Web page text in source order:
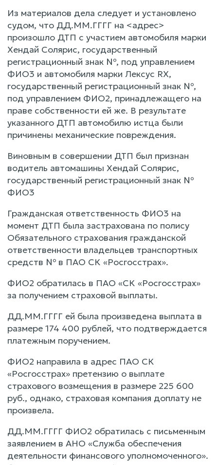
Из материалов дела следует и установлено
судом, что ДД.ММ.ГГГГ на <адрес>
произошло ДТП с участием автомобиля марки
Хендай Солярис, государственный
регистрационный знак №, под управлением
ФИО3 и автомобиля марки Лексус RX,
государственный регистрационный знак №,
под управлением ФИО2, принадлежащего на
праве собственности ей же. В результате
указанного ДТП автомобилю истца были
причинены механические повреждения.
Виновным в совершении ДТП был признан
водитель автомашины Хендай Солярис,
государственный регистрационный знак №
ФИО3
Гражданская ответственность ФИО3 на
момент ДТП была застрахована по полису
Обязательного страхования гражданской
ответственности владельцев транспортных
средств № в ПАО СК «Росгосстрах».
ФИО2 обратилась в ПАО «СК «Росгосстрах»
за получением страховой выплаты.
ДД.ММ.ГГГГ ей была произведена выплата в
размере 174 400 рублей, что подтверждается
платежным поручением.
ФИО2 направила в адрес ПАО СК
«Росгосстрах» претензию о выплате
страхового возмещения в размере 225 600
руб., однако, страховая компания доплату не
произвела.
ДД.ММ.ГГГГ ФИО2 обратилась с письменным
заявлением в АНО «Служба обеспечения
деятельности финансового уполномоченного».